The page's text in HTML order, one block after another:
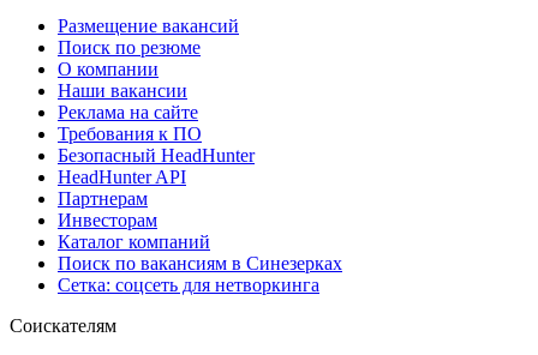
Размещение вакансий
Поиск по резюме
О компании
Наши вакансии
Реклама на сайте
Требования к ПО
Безопасный HeadHunter
HeadHunter API
Партнерам
Инвесторам
Каталог компаний
Поиск по вакансиям в Синезерках
Сетка: соцсеть для нетворкинга
Соискателям